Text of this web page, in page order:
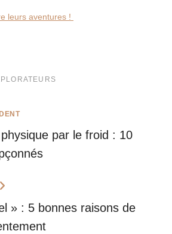
leurs aventures !
par le froid : 10
» : 5 bonnes raisons de